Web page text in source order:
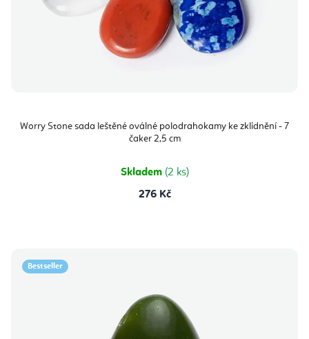
Worry Stone sada leštěné oválné polodrahokamy ke zklidnění - 7
čaker 2,5 cm
Skladem (2 ks)
276 Kč
Bestseller